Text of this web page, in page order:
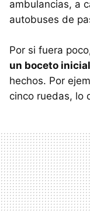
ambulancias, a
autobuses de
Por si fuera
un boceto inicial
hechos. Por
cinco ruedas, lo